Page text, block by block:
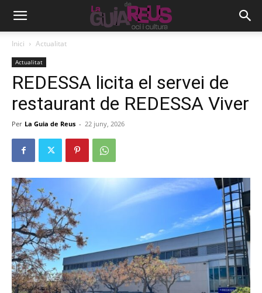
Inici Actualitat
Actualitat
REDESSA licita el servei de
restaurant de REDESSA Viver
Per La Guia de Reus - 22 juny, 2026